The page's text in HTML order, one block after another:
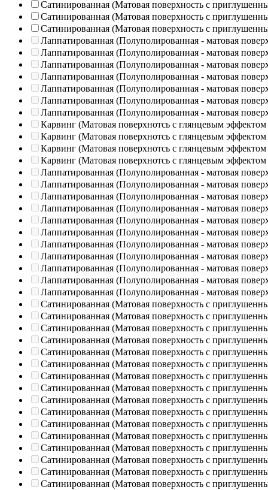
Сатинированная (Матовая поверхность с
Сатинированная (Матовая поверхность с
Сатинированная (Матовая поверхность с
Лаппатированная (Полуполированная - матовая
Лаппатированная (Полуполированная - матовая
Лаппатированная (Полуполированная - матовая
Лаппатированная (Полуполированная - матовая
Лаппатированная (Полуполированная - матовая
Лаппатированная (Полуполированная - матовая
Лаппатированная (Полуполированная - матовая
Карвинг (Матовая поверхнотсь с глянцевым эффектом
Карвинг (Матовая поверхнотсь с глянцевым эффектом
Карвинг (Матовая поверхнотсь с глянцевым эффектом
Карвинг (Матовая поверхнотсь с глянцевым эффектом
Лаппатированная (Полуполированная - матовая
Лаппатированная (Полуполированная - матовая
Лаппатированная (Полуполированная - матовая
Лаппатированная (Полуполированная - матовая
Лаппатированная (Полуполированная - матовая
Лаппатированная (Полуполированная - матовая
Лаппатированная (Полуполированная - матовая
Лаппатированная (Полуполированная - матовая
Лаппатированная (Полуполированная - матовая
Лаппатированная (Полуполированная - матовая
Лаппатированная (Полуполированная - матовая
Сатинированная (Матовая поверхность с
Сатинированная (Матовая поверхность с
Сатинированная (Матовая поверхность с
Сатинированная (Матовая поверхность с
Сатинированная (Матовая поверхность с
Сатинированная (Матовая поверхность с
Сатинированная (Матовая поверхность с
Сатинированная (Матовая поверхность с
Сатинированная (Матовая поверхность с
Сатинированная (Матовая поверхность с
Сатинированная (Матовая поверхность с
Сатинированная (Матовая поверхность с
Сатинированная (Матовая поверхность с
Сатинированная (Матовая поверхность с
Сатинированная (Матовая поверхность с
Сатинированная (Матовая поверхность с